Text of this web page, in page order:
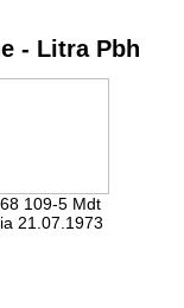
- Litra Pbh
109-5 Mdt
21.07.1973